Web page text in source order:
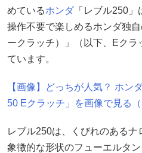
めているホンダ 「レブル250
操作不要で楽しめるホンダ独
ークラッチ）」（以下、Eクラ
ています。
【画像】どっちが人気？ ホン
50 Eクラッチ」を画像で見る（
レブル250は、くびれのある
象徴的な形状のフューエルタ